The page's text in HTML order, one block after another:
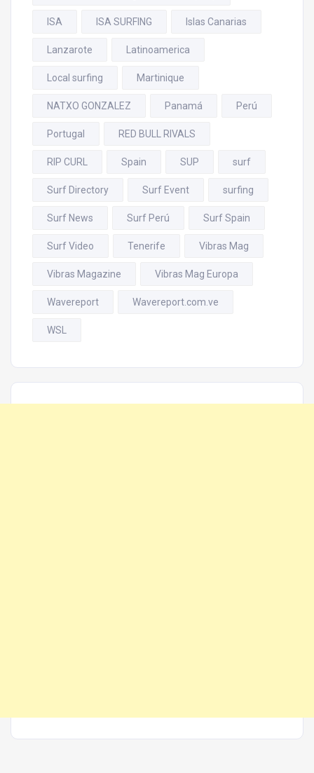
ISA ISA SURFING Islas Canarias
Lanzarote Latinoamerica
Local surfing Martinique
NATXO GONZALEZ Panamá Perú
Portugal RED BULL RIVALS
RIP CURL Spain SUP surf
Surf Directory Surf Event surfing
Surf News Surf Perú Surf Spain
Surf Video Tenerife Vibras Mag
Vibras Magazine Vibras Mag Europa
Wavereport Wavereport.com.ve
WSL